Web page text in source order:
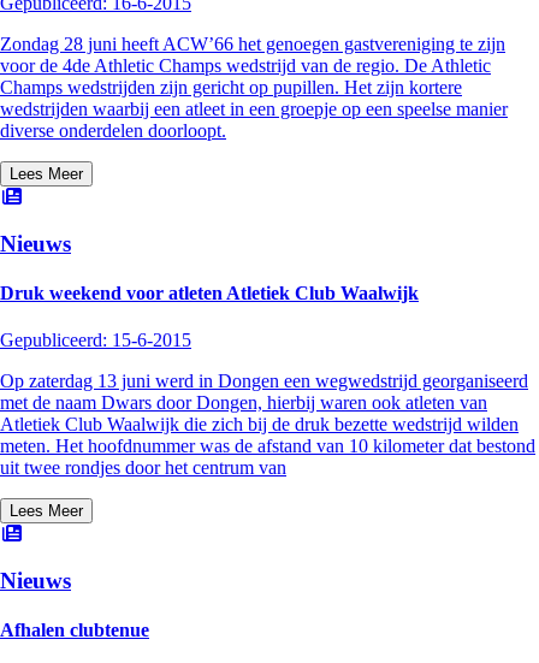
Zondag 28 juni heeft ACW’66 het genoegen gastvereniging te zijn
voor de 4de Athletic Champs wedstrijd van de regio. De Athletic
Champs wedstrijden zijn gericht op pupillen. Het zijn kortere
wedstrijden waarbij een atleet in een groepje op een speelse manier
diverse onderdelen doorloopt.
Lees Meer
Nieuws
Druk weekend voor atleten Atletiek Club Waalwijk
Gepubliceerd: 15-6-2015
Op zaterdag 13 juni werd in Dongen een wegwedstrijd georganiseerd
met de naam Dwars door Dongen, hierbij waren ook atleten van
Atletiek Club Waalwijk die zich bij de druk bezette wedstrijd wilden
meten. Het hoofdnummer was de afstand van 10 kilometer dat bestond
uit twee rondjes door het centrum van
Lees Meer
Nieuws
Afhalen clubtenue